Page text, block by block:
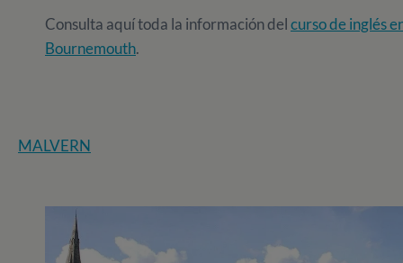
Consulta aquí toda la información delcurso de inglés
Bournemouth.
MALVERN